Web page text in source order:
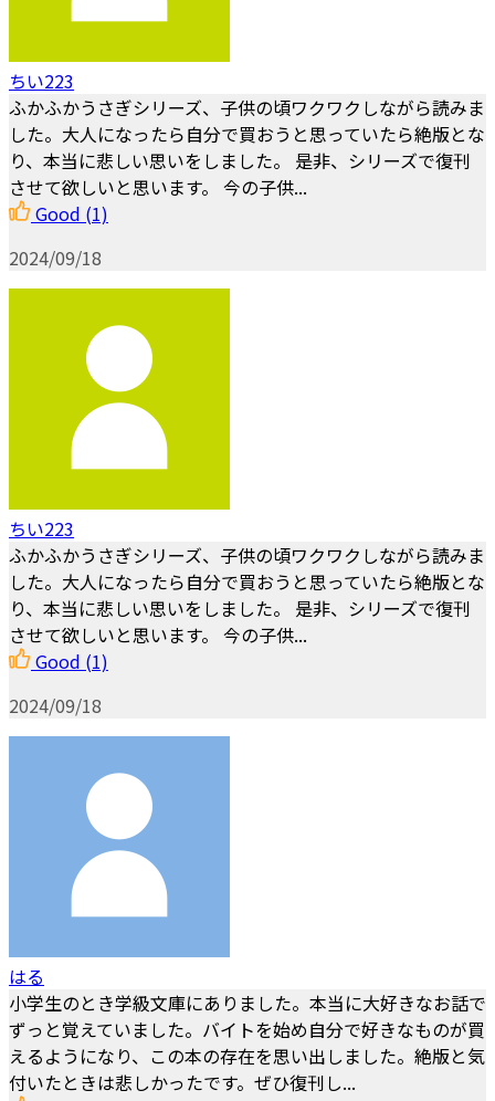
ちい223
ふかふかうさぎシリーズ、子供の頃ワクワクしながら読みま
した。大人になったら自分で買おうと思っていたら絶版とな
り、本当に悲しい思いをしました。 是非、シリーズで復刊
させて欲しいと思います。 今の子供...
Good (1)
2024/09/18
ちい223
ふかふかうさぎシリーズ、子供の頃ワクワクしながら読みま
した。大人になったら自分で買おうと思っていたら絶版とな
り、本当に悲しい思いをしました。 是非、シリーズで復刊
させて欲しいと思います。 今の子供...
Good (1)
2024/09/18
はる
小学生のとき学級文庫にありました。本当に大好きなお話で
ずっと覚えていました。バイトを始め自分で好きなものが買
えるようになり、この本の存在を思い出しました。絶版と気
付いたときは悲しかったです。ぜひ復刊し...